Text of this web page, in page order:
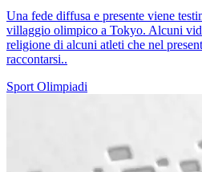
Una fede diffusa e presente viene
villaggio olimpico a Tokyo. Alcuni
religione di alcuni atleti che nel
raccontarsi..
Sport Olimpiadi